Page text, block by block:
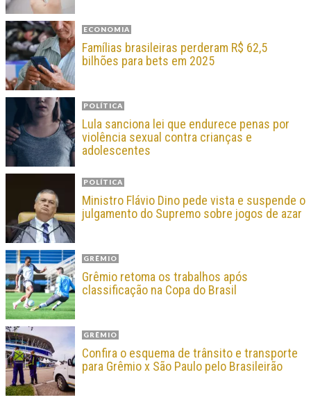
ECONOMIA
Famílias brasileiras perderam R$ 62,5
bilhões para bets em 2025
POLÍTICA
Lula sanciona lei que endurece penas por
violência sexual contra crianças e
adolescentes
POLÍTICA
Ministro Flávio Dino pede vista e suspende o
julgamento do Supremo sobre jogos de azar
GRÊMIO
Grêmio retoma os trabalhos após
classificação na Copa do Brasil
GRÊMIO
Confira o esquema de trânsito e transporte
para Grêmio x São Paulo pelo Brasileirão